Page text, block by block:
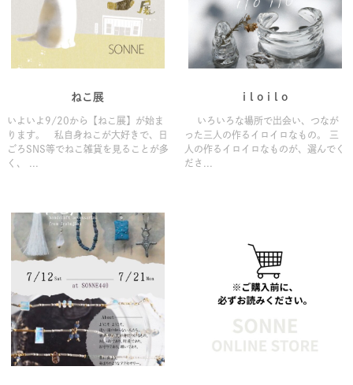
ねこ展
いよいよ9/20から【ねこ展】が始ま
ります。 私自身ねこが大好きで、日
ごろSNS等でねこ雑貨を見ることが多
く、 ...
i l o i l o
いろいろな場所で出会い、つなが
った三人の作るイロイロなもの。 三
人の作るイロイロなものが、選んでく
ださ...